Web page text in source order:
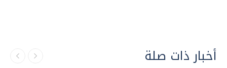
أخبار ذات صلة